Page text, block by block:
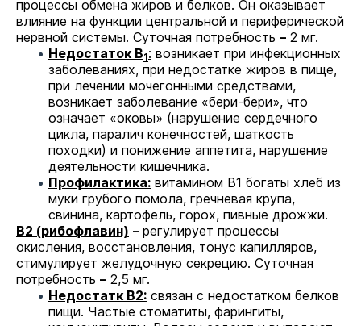
процессы обмена жиров и белков. Он оказывает
влияние на функции центральной и периферической
нервной системы. Суточная потребность – 2 мг.
Недостаток В1: возникает при инфекционных
заболеваниях, при недостатке жиров в пище,
при лечении мочегонными средствами,
возникает заболевание «бери-бери», что
означает «оковы» (нарушение сердечного
цикла, паралич конечностей, шаткость
походки) и понижение аппетита, нарушение
деятельности кишечника.
Профилактика: витамином В1 богаты хлеб из
муки грубого помола, гречневая крупа,
свинина, картофель, горох, пивные дрожжи.
В2 (рибофлавин) – регулирует процессы
окисления, восстановления, тонус капилляров,
стимулирует желудочную секрецию. Суточная
потребность – 2,5 мг.
Недостатк В2: связан с недостатком белков
пищи. Частые стоматиты, фарингиты,